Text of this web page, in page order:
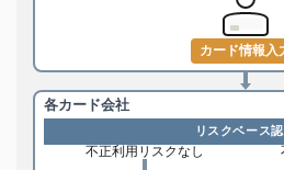
カード情報入
各カード会社
リスクベース
不正利用リスクなし